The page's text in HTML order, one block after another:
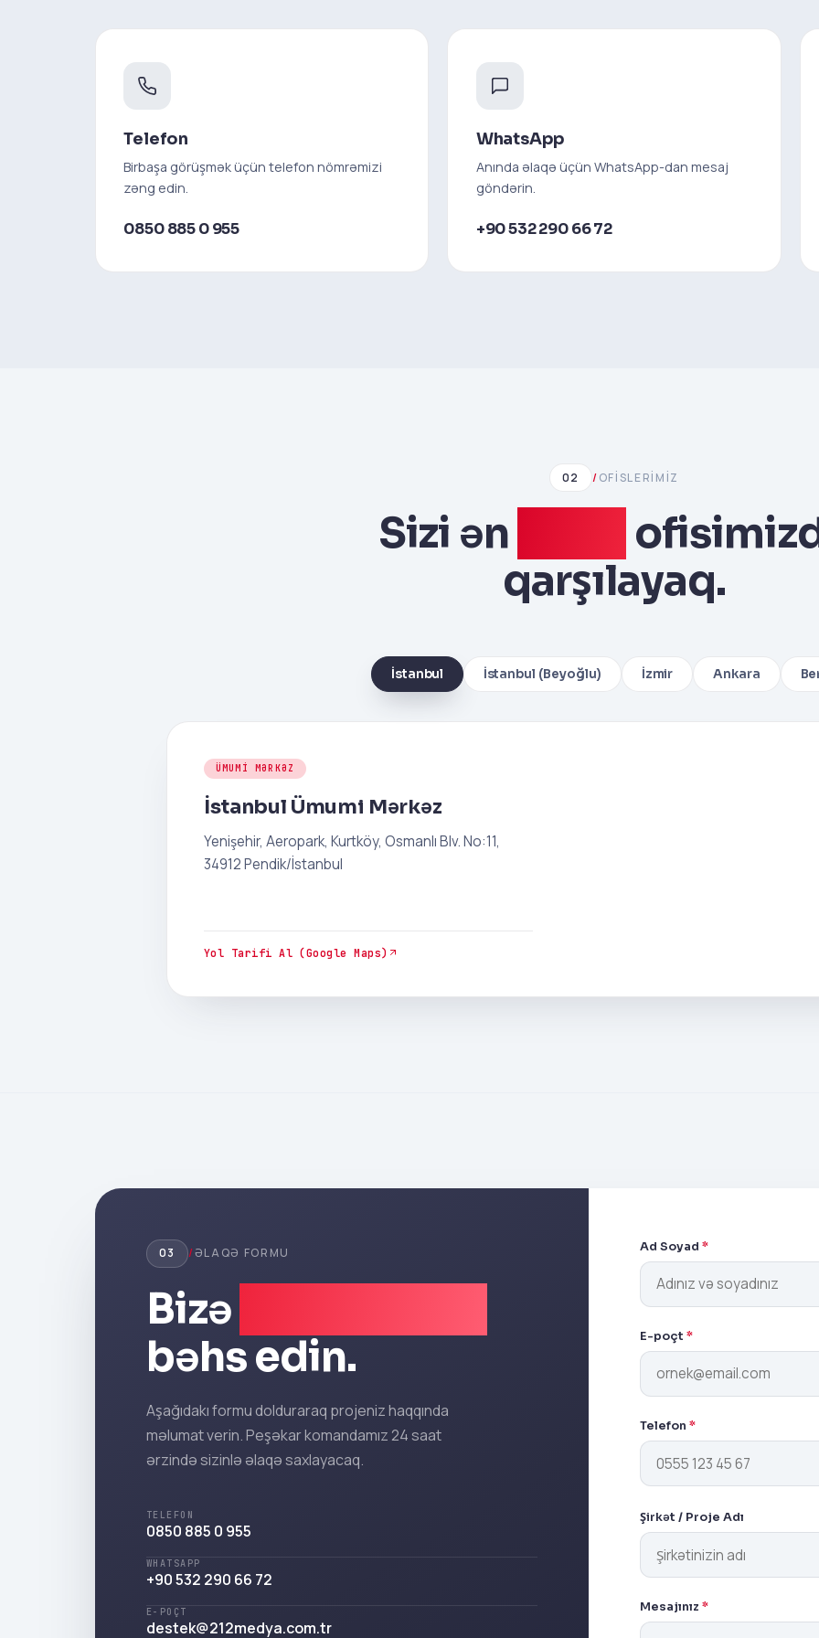
Telefon
Birbaşa görüşmək üçün telefon nömrəmizi
zəng edin.
0850 885 0 955
WhatsApp
Anında əlaqə üçün WhatsApp-dan mesaj
göndərin.
+90 532 290 66 72
02 /OFISLERIMIZ
Sizi ən
qarşılayaq.
İstanbul İstanbul (Beyoğlu) İzmir Ankara
ÜMUMI MƏRKƏZ
İstanbul Ümumi Mərkəz
Yenişehir, Aeropark, Kurtköy, Osmanlı Blv. No:11,
34912 Pendik/İstanbul
Yol Tarifi Al (Google Maps)
03 /ƏLAQƏ FORMU
Bizə
bəhs edin.
Aşağıdakı formu dolduraraq projeniz haqqında
məlumat verin. Peşəkar komandamız 24 saat
ərzində sizinlə əlaqə saxlayacaq.
TELEFON
0850 885 0 955
WHATSAPP
+90 532 290 66 72
E-POÇT
destek@212medya.com.tr
Ad Soyad *
E-poçt *
Telefon *
Şirkət / Proje Adı
Mesajınız *